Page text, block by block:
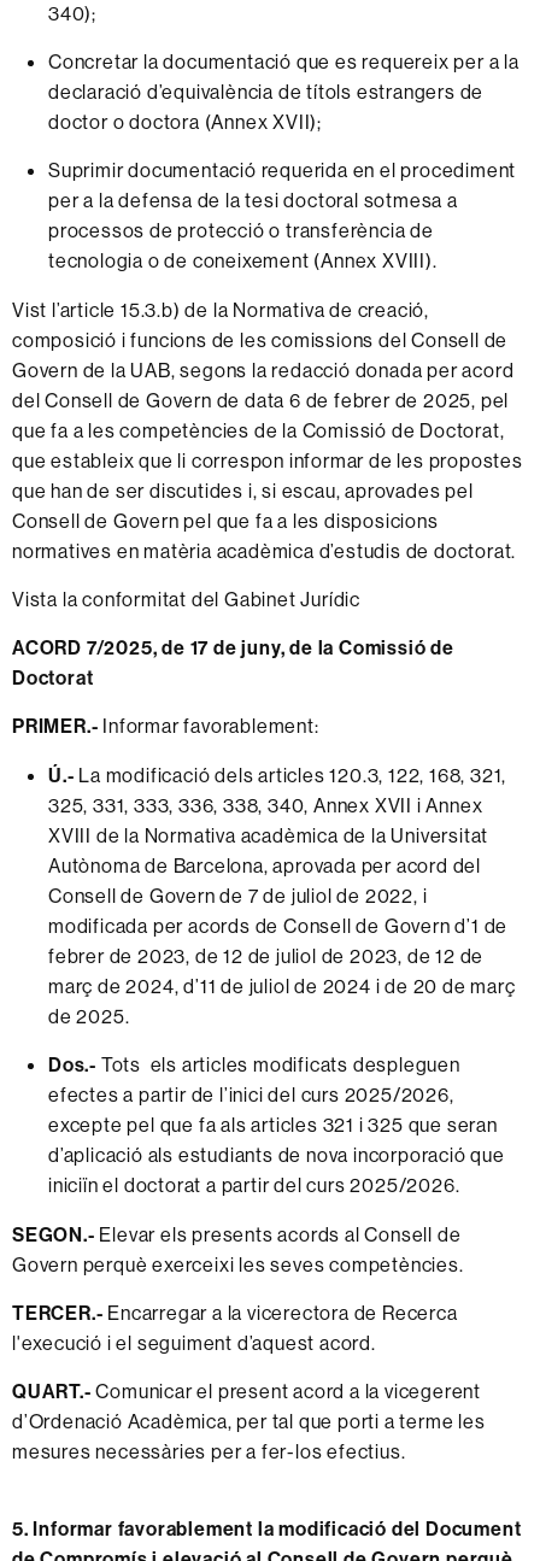
340);
Concretar la documentació que es requereix per a la
declaració d’equivalència de títols estrangers de
doctor o doctora (Annex XVII);
Suprimir documentació requerida en el procediment
per a la defensa de la tesi doctoral sotmesa a
processos de protecció o transferència de
tecnologia o de coneixement (Annex XVIII).
Vist l’article 15.3.b) de la Normativa de creació,
composició i funcions de les comissions del Consell de
Govern de la UAB, segons la redacció donada per acord
del Consell de Govern de data 6 de febrer de 2025, pel
que fa a les competències de la Comissió de Doctorat,
que estableix que li correspon informar de les propostes
que han de ser discutides i, si escau, aprovades pel
Consell de Govern pel que fa a les disposicions
normatives en matèria acadèmica d’estudis de doctorat.
Vista la conformitat del Gabinet Jurídic
ACORD 7/2025, de 17 de juny, de la Comissió de
Doctorat
PRIMER.- Informar favorablement:
Ú.- La modificació dels articles 120.3, 122, 168, 321,
325, 331, 333, 336, 338, 340, Annex XVII i Annex
XVIII de la Normativa acadèmica de la Universitat
Autònoma de Barcelona, aprovada per acord del
Consell de Govern de 7 de juliol de 2022, i
modificada per acords de Consell de Govern d’1 de
febrer de 2023, de 12 de juliol de 2023, de 12 de
març de 2024, d’11 de juliol de 2024 i de 20 de març
de 2025.
Dos.- Tots els articles modificats despleguen
efectes a partir de l’inici del curs 2025/2026,
excepte pel que fa als articles 321 i 325 que seran
d’aplicació als estudiants de nova incorporació que
iniciïn el doctorat a partir del curs 2025/2026.
SEGON.- Elevar els presents acords al Consell de
Govern perquè exerceixi les seves competències.
TERCER.- Encarregar a la vicerectora de Recerca
l'execució i el seguiment d’aquest acord.
QUART.- Comunicar el present acord a la vicegerent
d’Ordenació Acadèmica, per tal que porti a terme les
mesures necessàries per a fer-los efectius.
5. Informar favorablement la modificació del Document